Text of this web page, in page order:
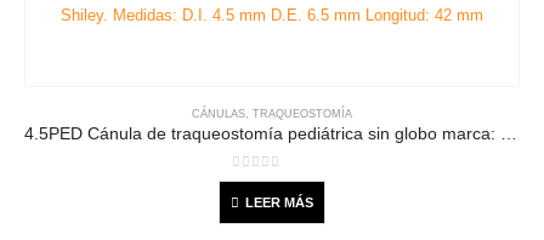
CÁNULAS, TRAQUEOSTOMÍA
4.5PED Cánula de traqueostomía pediátrica sin globo marca: Shiley. Medidas: D.I. 4.5 mm D.E. 6.5 mm Longitud: 42 mm
0out of 5
LEER MÁS